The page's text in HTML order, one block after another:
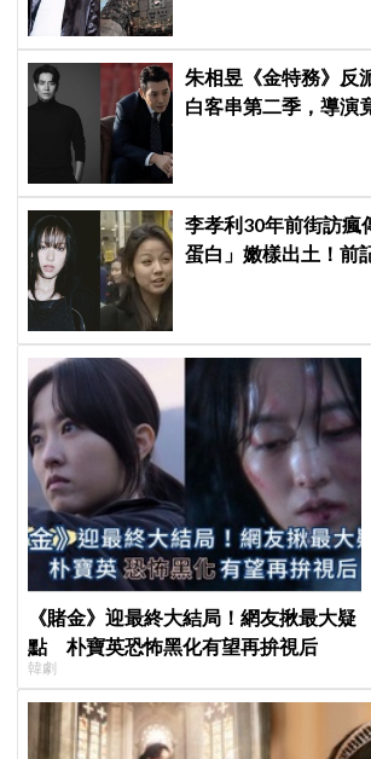
朱相昱《金特務》反
白客串第二季，導演
李孝利30年前街訪瘋
蛋白」嫩樣出土！前
《賭金》迎最終大結局！網友揪最大疑
點 朴寶英恐怖黑化有望再拚視后
韓劇